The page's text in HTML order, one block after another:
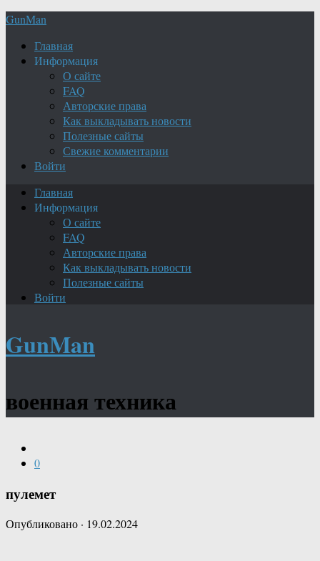
GunMan
Главная
Информация
О сайте
FAQ
Авторские права
Как выкладывать новости
Полезные сайты
Свежие комментарии
Войти
Главная
Информация
О сайте
FAQ
Авторские права
Как выкладывать новости
Полезные сайты
Войти
GunMan
военная техника
0
пулемет
Опубликовано · 19.02.2024